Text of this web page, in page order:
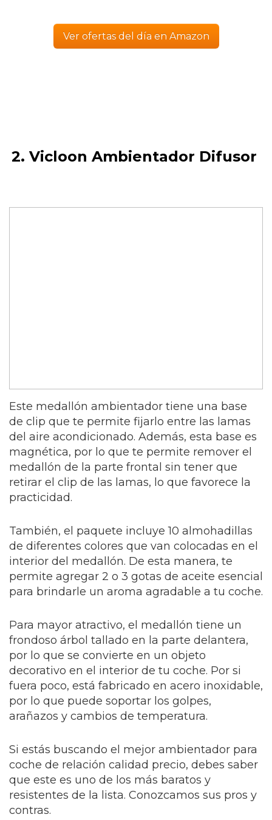
Ver ofertas del día en Amazon
2. Vicloon Ambientador Difusor
Este medallón ambientador tiene una base
de clip que te permite fijarlo entre las lamas
del aire acondicionado. Además, esta base es
magnética, por lo que te permite remover el
medallón de la parte frontal sin tener que
retirar el clip de las lamas, lo que favorece la
practicidad.
También, el paquete incluye 10 almohadillas
de diferentes colores que van colocadas en el
interior del medallón. De esta manera, te
permite agregar 2 o 3 gotas de aceite esencial
para brindarle un aroma agradable a tu coche.
Para mayor atractivo, el medallón tiene un
frondoso árbol tallado en la parte delantera,
por lo que se convierte en un objeto
decorativo en el interior de tu coche. Por si
fuera poco, está fabricado en acero inoxidable,
por lo que puede soportar los golpes,
arañazos y cambios de temperatura.
Si estás buscando el mejor ambientador para
coche de relación calidad precio, debes saber
que este es uno de los más baratos y
resistentes de la lista. Conozcamos sus pros y
contras.